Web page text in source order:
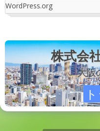
WordPress.org
株式会
大阪